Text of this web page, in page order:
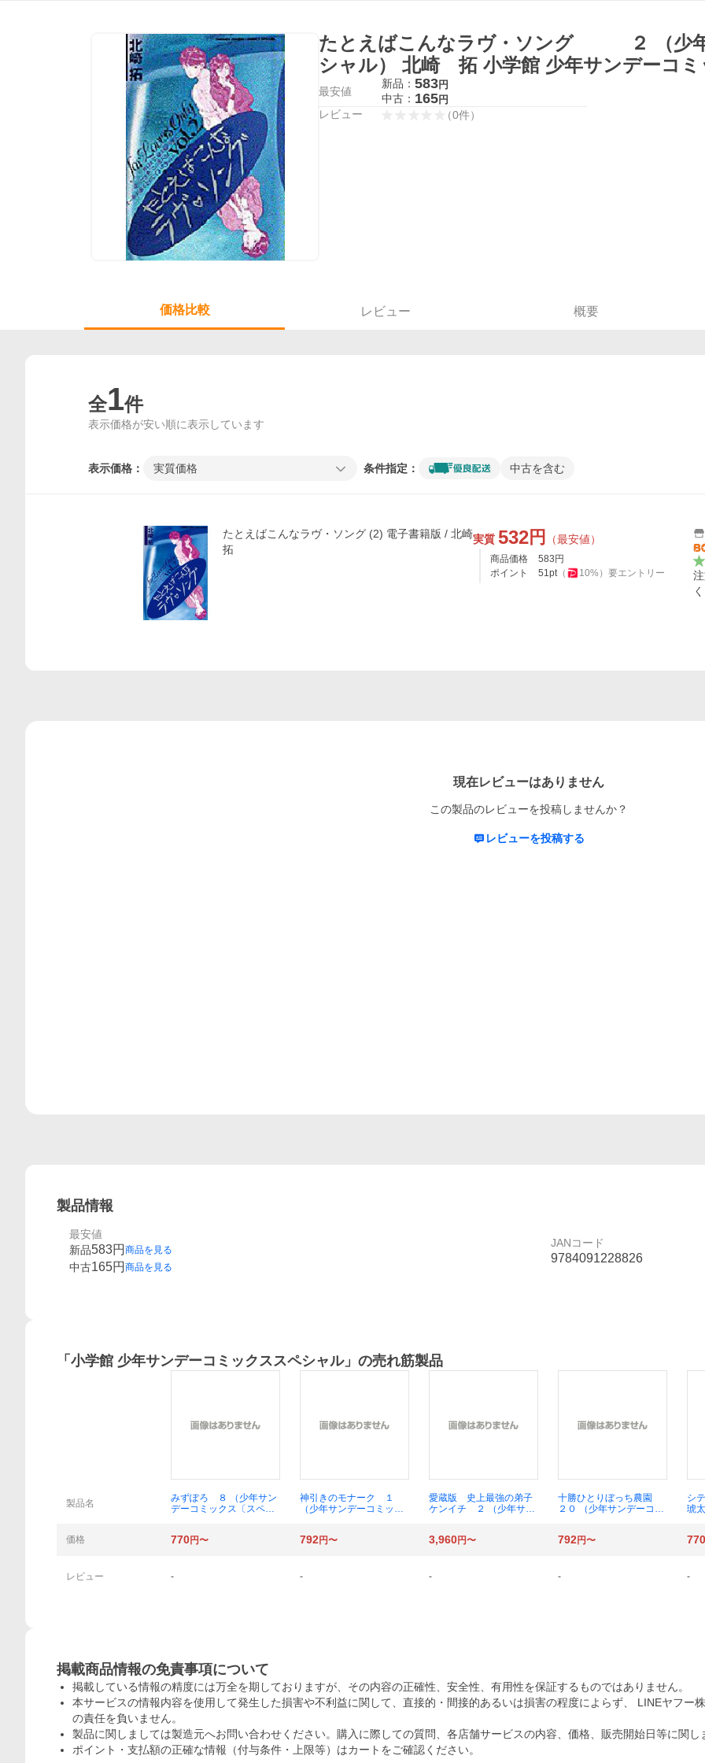
たとえばこんなラヴ・ソング ２ （少年
シャル） 北崎 拓 小学館 少年サンデーコ
最安値
新品： 583円
中古： 165円
レビュー （0件）
価格比較 レビュー 概要
全1件
表示価格が安い順に表示しています
表示価格： 実質価格 条件指定： 中古を含む
たとえばこんなラヴ・ソング (2) 電子書籍版 / 北崎
拓
実質 532円 （最安値）
商品価格 583 円
ポイント
51pt（ 10%） 要エントリー
く
現在レビューはありません
この製品のレビューを投稿しませんか？
レビューを投稿する
製品情報
最安値
新品583円 商品を見る
中古165円 商品を見る
JANコード
9784091228826
「 小学館 少年サンデーコミックススペシャル」の売れ筋製品
製品名
みずぽろ ８ （少年サン
デーコミックス〔スペシ
神引きのモナーク １
（少年サンデーコミック
愛蔵版 史上最強の弟子
ケンイチ ２ （少年サン
十勝ひとりぼっち農園
２０ （少年サンデーコミ
シ
琥
ぐさ
価格 770円〜 792円〜 3,960円〜 792円〜 770
レビュー - - - - -
掲載商品情報の免責事項について
掲載している情報の精度には万全を期しておりますが、その内容の正確性、安全性、有用性を保証するものではありません。
本サービスの情報内容を使用して発生した損害や不利益に関して、直接的・間接的あるいは損害の程度によらず、 LINEヤフー
の責任を負いません。
製品に関しましては製造元へお問い合わせください。購入に際しての質問、各店舗サービスの内容、価格、販売開始日等に関し
ポイント・支払額の正確な情報（付与条件・上限等）はカートをご確認ください。